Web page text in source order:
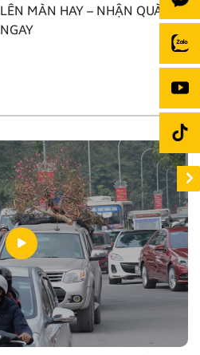
LÊN MÀN HAY – NHẬN QUÀ
NGAY